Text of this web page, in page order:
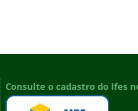
Consulte o cadastro do Ifes